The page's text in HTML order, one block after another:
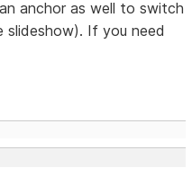
anchor as well to switch
If you need